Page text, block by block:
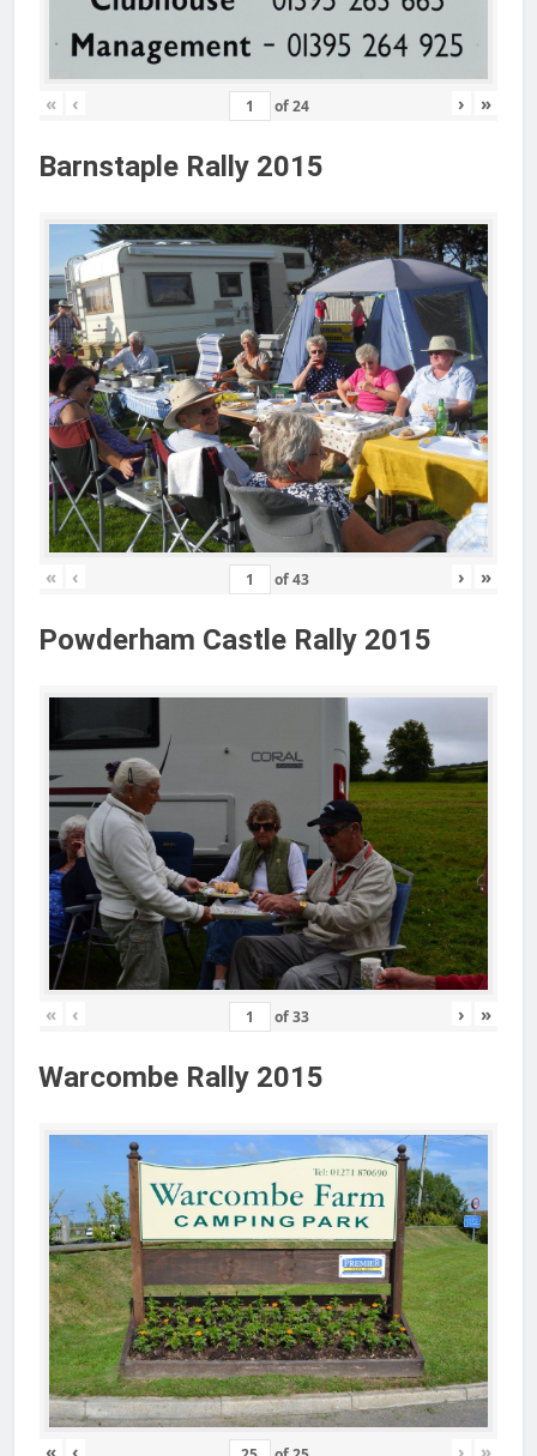
« ‹ of24 › »
Barnstaple Rally 2015
« ‹ of43 › »
Powderham Castle Rally 2015
« ‹ of33 › »
Warcombe Rally 2015